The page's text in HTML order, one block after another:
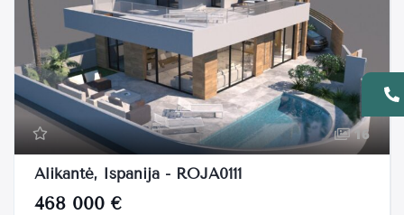
16
Alikantė, Ispanija - ROJA0111
468 000 €